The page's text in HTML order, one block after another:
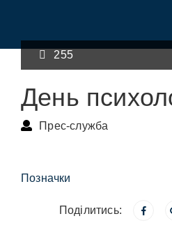
255
День
Прес-служба
Позначки
Поділитись: